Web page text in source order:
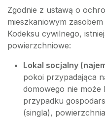
Zgodnie z ustawą o
mieszkaniowym
Kodeksu cywilnego,
powierzchniowe:
Lokal socjalny
pokoi przypadająca
domowego nie może
przypadku
(singla),